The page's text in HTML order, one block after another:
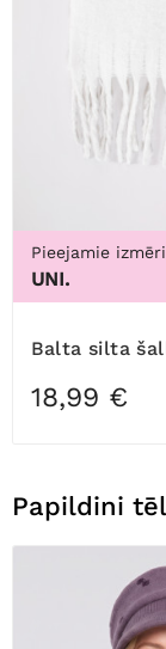
Pieejamie izmēri
UNI.
Balta silta
18,99 €
Papildini